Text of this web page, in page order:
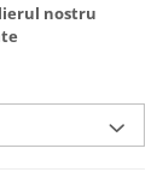
nostru